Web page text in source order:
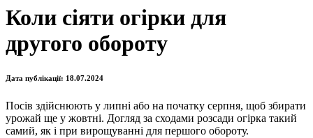
Коли сіяти огірки для
другого обороту
Дата публікації: 18.07.2024
Посів здійснюють у липні або на початку серпня, щоб збирати
урожай ще у жовтні. Догляд за сходами розсади огірка такий
самий, як і при вирощуванні для першого обороту.